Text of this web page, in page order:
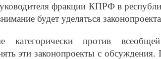
фракции КПРФ в
будет уделяться
против
эти законопроекты с обсуждения.